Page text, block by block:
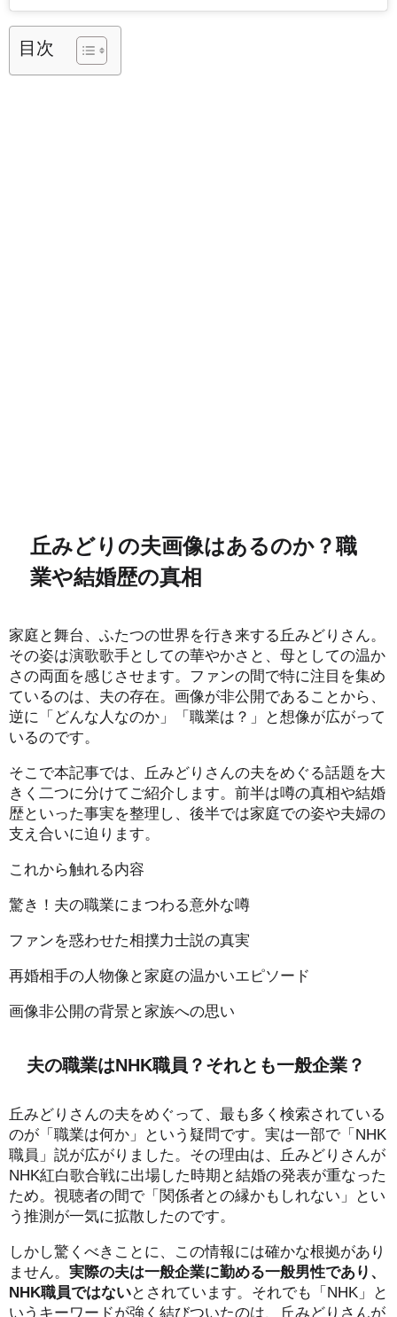
目次
丘みどりの夫画像はあるのか？職
業や結婚歴の真相
家庭と舞台、ふたつの世界を行き来する丘みどりさん。
その姿は演歌歌手としての華やかさと、母としての温か
さの両面を感じさせます。ファンの間で特に注目を集め
ているのは、夫の存在。画像が非公開であることから、
逆に「どんな人なのか」「職業は？」と想像が広がって
いるのです。
そこで本記事では、丘みどりさんの夫をめぐる話題を大
きく二つに分けてご紹介します。前半は噂の真相や結婚
歴といった事実を整理し、後半では家庭での姿や夫婦の
支え合いに迫ります。
これから触れる内容
驚き！夫の職業にまつわる意外な噂
ファンを惑わせた相撲力士説の真実
再婚相手の人物像と家庭の温かいエピソード
画像非公開の背景と家族への思い
夫の職業はNHK職員？それとも一般企業？
丘みどりさんの夫をめぐって、最も多く検索されている
のが「職業は何か」という疑問です。実は一部で「NHK
職員」説が広がりました。その理由は、丘みどりさんが
NHK紅白歌合戦に出場した時期と結婚の発表が重なった
ため。視聴者の間で「関係者との縁かもしれない」とい
う推測が一気に拡散したのです。
しかし驚くべきことに、この情報には確かな根拠があり
ません。 実際の夫は一般企業に勤める一般男性であり、
NHK職員ではないとされています。それでも「NHK」と
いうキーワードが強く結びついたのは、丘みどりさんが